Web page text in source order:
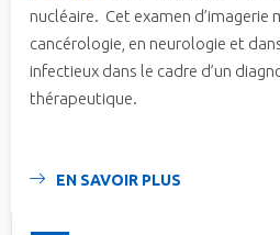
nucléaire. Cet examen
cancérologie, en neurologie et
infectieux dans le cadre d’un
thérapeutique.
EN SAVOIR PLUS